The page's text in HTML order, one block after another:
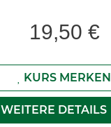
19,50 €
KURS MERKEN
WEITERE DETAILS